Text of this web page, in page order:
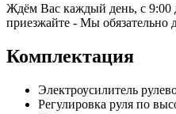
Ждём Вас каждый день, с 9:00
приезжайте - Мы обязательно
Комплектация
Электроусилитель
Регулировка руля по